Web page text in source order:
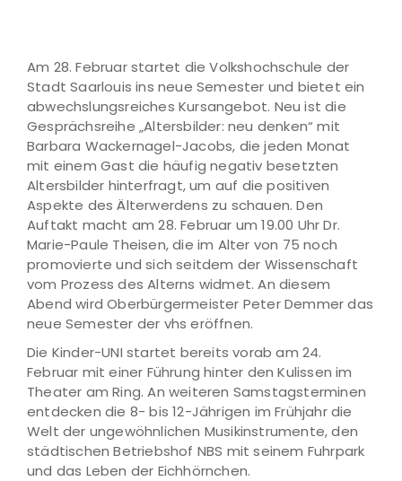
Am 28. Februar startet die Volkshochschule der
Stadt Saarlouis ins neue Semester und bietet ein
abwechslungsreiches Kursangebot. Neu ist die
Gesprächsreihe „Altersbilder: neu denken“ mit
Barbara Wackernagel-Jacobs, die jeden Monat
mit einem Gast die häufig negativ besetzten
Altersbilder hinterfragt, um auf die positiven
Aspekte des Älterwerdens zu schauen. Den
Auftakt macht am 28. Februar um 19.00 Uhr Dr.
Marie-Paule Theisen, die im Alter von 75 noch
promovierte und sich seitdem der Wissenschaft
vom Prozess des Alterns widmet. An diesem
Abend wird Oberbürgermeister Peter Demmer das
neue Semester der vhs eröffnen.
Die Kinder-UNI startet bereits vorab am 24.
Februar mit einer Führung hinter den Kulissen im
Theater am Ring. An weiteren Samstagsterminen
entdecken die 8- bis 12-Jährigen im Frühjahr die
Welt der ungewöhnlichen Musikinstrumente, den
städtischen Betriebshof NBS mit seinem Fuhrpark
und das Leben der Eichhörnchen.